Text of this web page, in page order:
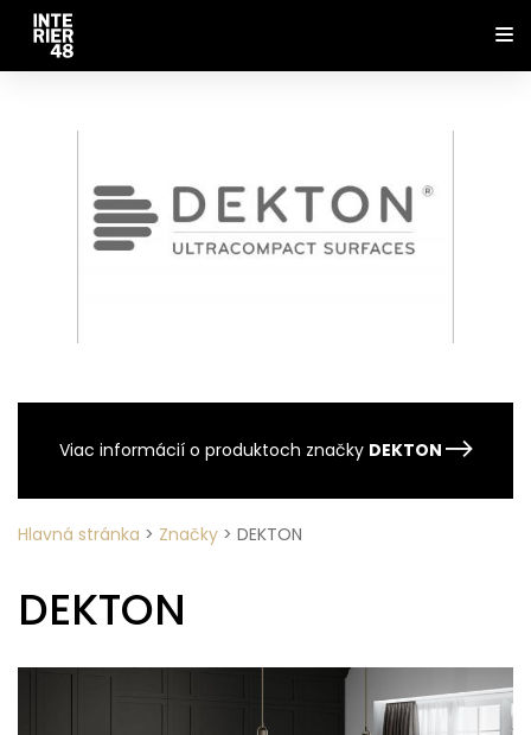
Viac informácií o produktoch značky DEKTON
Hlavná stránka > Značky > DEKTON
DEKTON